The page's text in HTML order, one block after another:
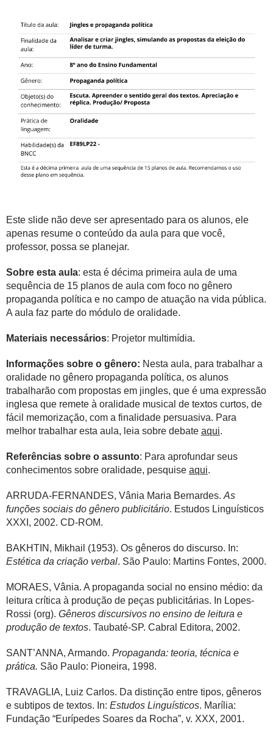
Este slide não deve ser apresentado para os alunos, ele
apenas resume o conteúdo da aula para que você,
professor, possa se planejar.
Sobre esta aula: esta é décima primeira aula de uma
sequência de 15 planos de aula com foco no gênero
propaganda política e no campo de atuação na vida pública.
A aula faz parte do módulo de oralidade.
Materiais necessários: Projetor multimídia.
Informações sobre o gênero: Nesta aula, para trabalhar a
oralidade no gênero propaganda política, os alunos
trabalharão com propostas em jingles, que é uma expressão
inglesa que remete à oralidade musical de textos curtos, de
fácil memorização, com a finalidade persuasiva. Para
melhor trabalhar esta aula, leia sobre debate aqui.
Referências sobre o assunto: Para aprofundar seus
conhecimentos sobre oralidade, pesquise aqui.
ARRUDA-FERNANDES, Vânia Maria Bernardes. As
funções sociais do gênero publicitário. Estudos Linguísticos
XXXI, 2002. CD-ROM.
BAKHTIN, Mikhail (1953). Os gêneros do discurso. In:
Estética da criação verbal. São Paulo: Martins Fontes, 2000.
MORAES, Vânia. A propaganda social no ensino médio: da
leitura crítica à produção de peças publicitárias. In Lopes-
Rossi (org). Gêneros discursivos no ensino de leitura e
produção de textos. Taubaté-SP. Cabral Editora, 2002.
SANT’ANNA, Armando. Propaganda: teoria, técnica e
prática. São Paulo: Pioneira, 1998.
TRAVAGLIA, Luiz Carlos. Da distinção entre tipos, gêneros
e subtipos de textos. In: Estudos Linguísticos. Marília:
Fundação “Eurípedes Soares da Rocha”, v. XXX, 2001.